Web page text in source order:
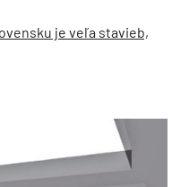
je veľa stavieb,